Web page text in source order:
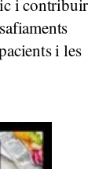
i contribuir
i les